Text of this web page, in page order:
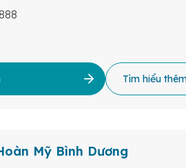
Tìm hiểu
Mỹ Bình Dương